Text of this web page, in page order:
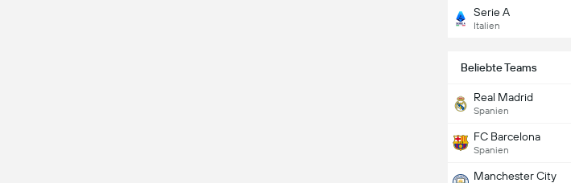
Serie A
Italien
Beliebte Teams
Real Madrid
Spanien
FC Barcelona
Spanien
Manchester City